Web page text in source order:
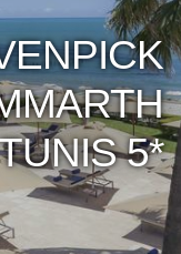
5*